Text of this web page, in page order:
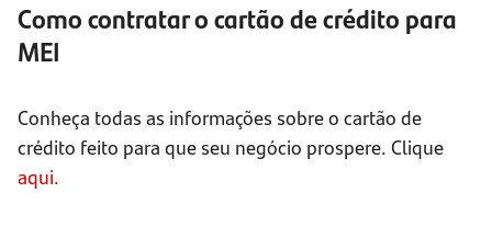
Como contratar o cartão de crédito para
MEI
Conheça todas as informações sobre o cartão de
crédito feito para que seu negócio prospere. Clique
aqui.